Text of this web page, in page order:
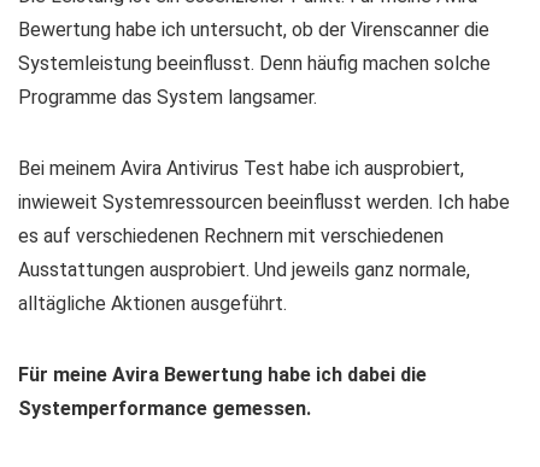
Bewertung habe ich untersucht, ob der Virenscanner die
Systemleistung beeinflusst. Denn häufig machen solche
Programme das System langsamer.
Bei meinem Avira Antivirus Test habe ich ausprobiert,
inwieweit Systemressourcen beeinflusst werden. Ich habe
es auf verschiedenen Rechnern mit verschiedenen
Ausstattungen ausprobiert. Und jeweils ganz normale,
alltägliche Aktionen ausgeführt.
Für meine Avira Bewertung habe ich dabei die
Systemperformance gemessen.